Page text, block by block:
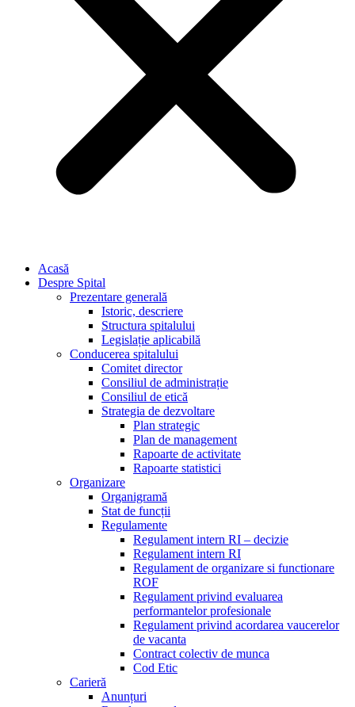
Acasă
Despre Spital
Prezentare generală
Istoric, descriere
Structura spitalului
Legislație aplicabilă
Conducerea spitalului
Comitet director
Consiliul de administrație
Consiliul de etică
Strategia de dezvoltare
Plan strategic
Plan de management
Rapoarte de activitate
Rapoarte statistici
Organizare
Organigramă
Stat de funcții
Regulamente
Regulament intern RI – decizie
Regulament intern RI
Regulament de organizare si functionare
ROF
Regulament privind evaluarea
performantelor profesionale
Regulament privind acordarea vaucerelor
de vacanta
Contract colectiv de munca
Cod Etic
Carieră
Anunțuri